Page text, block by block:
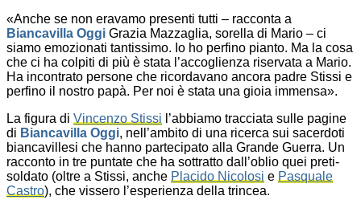
«Anche se non eravamo presenti tutti – racconta a
Biancavilla Oggi Grazia Mazzaglia, sorella di Mario – ci
siamo emozionati tantissimo. Io ho perfino pianto. Ma la cosa
che ci ha colpiti di più è stata l’accoglienza riservata a Mario.
Ha incontrato persone che ricordavano ancora padre Stissi e
perfino il nostro papà. Per noi è stata una gioia immensa».
La figura di Vincenzo Stissi l’abbiamo tracciata sulle pagine
di Biancavilla Oggi, nell’ambito di una ricerca sui sacerdoti
biancavillesi che hanno partecipato alla Grande Guerra. Un
racconto in tre puntate che ha sottratto dall’oblio quei preti-
soldato (oltre a Stissi, anche Placido Nicolosi e Pasquale
Castro), che vissero l’esperienza della trincea.